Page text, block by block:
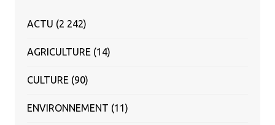
ACTU (2 242)
AGRICULTURE (14)
CULTURE (90)
ENVIRONNEMENT (11)